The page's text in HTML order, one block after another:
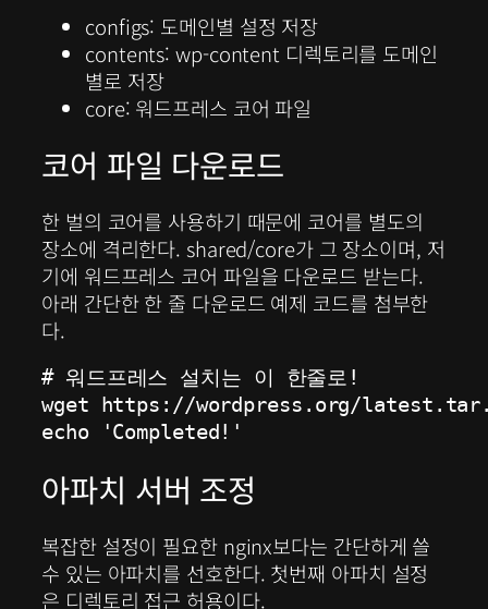
configs: 도메인별 설정 저장
contents: wp-content 디렉토리를 도메인
별로 저장
core: 워드프레스 코어 파일
코어 파일 다운로드
한 벌의 코어를 사용하기 때문에 코어를 별도의
장소에 격리한다. shared/core가 그 장소이며, 저
기에 워드프레스 코어 파일을 다운로드 받는다.
아래 간단한 한 줄 다운로드 예제 코드를 첨부한
다.
# 워드프레스 설치는 이 한줄로!
wget https://wordpress.org/
echo 'Completed!'
아파치 서버 조정
복잡한 설정이 필요한 nginx보다는 간단하게 쓸
수 있는 아파치를 선호한다. 첫번째 아파치 설정
은 디렉토리 접근 허용이다.